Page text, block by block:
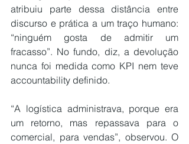
atribuiu parte dessa distância entre
discurso e prática a um traço humano:
“ninguém gosta de admitir um
fracasso”. No fundo, diz, a devolução
nunca foi medida como KPI nem teve
accountability definido.
“A logística administrava, porque era
um retorno, mas repassava para o
comercial, para vendas”, observou. O